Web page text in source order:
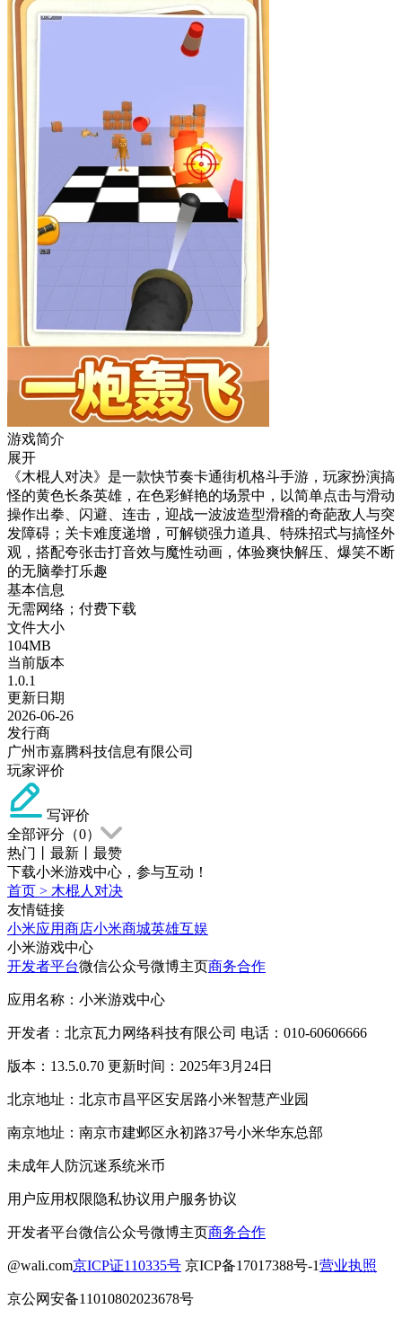
游戏简介
展开
《木棍人对决》是一款快节奏卡通街机格斗手游，玩家扮演搞
怪的黄色长条英雄，在色彩鲜艳的场景中，以简单点击与滑动
操作出拳、闪避、连击，迎战一波波造型滑稽的奇葩敌人与突
发障碍；关卡难度递增，可解锁强力道具、特殊招式与搞怪外
观，搭配夸张击打音效与魔性动画，体验爽快解压、爆笑不断
的无脑拳打乐趣
基本信息
无需网络；付费下载
文件大小
104MB
当前版本
1.0.1
更新日期
2026-06-26
发行商
广州市嘉腾科技信息有限公司
玩家评价
写评价
全部评分（0）
热门
最新
最赞
下载小米游戏中心，参与互动！
首页 > 木棍人对决
友情链接
小米应用商店小米商城英雄互娱
小米游戏中心
开发者平台微信公众号微博主页商务合作
应用名称：小米游戏中心
开发者：北京瓦力网络科技有限公司 电话：010-60606666
版本：13.5.0.70 更新时间：2025年3月24日
北京地址：北京市昌平区安居路小米智慧产业园
南京地址：南京市建邺区永初路37号小米华东总部
未成年人防沉迷系统米币
用户应用权限隐私协议用户服务协议
开发者平台微信公众号微博主页商务合作
@wali.com京ICP证110335号 京ICP备17017388号-1营业执照
京公网安备11010802023678号